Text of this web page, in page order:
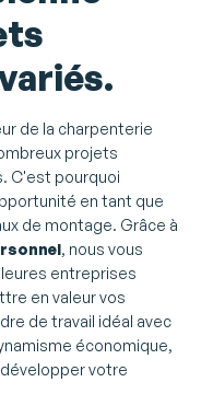
de la charpenterie
projets
C'est pourquoi
en tant que
de montage. Grâce à
, nous vous
entreprises
en valeur vos
de travail idéal avec
économique,
votre